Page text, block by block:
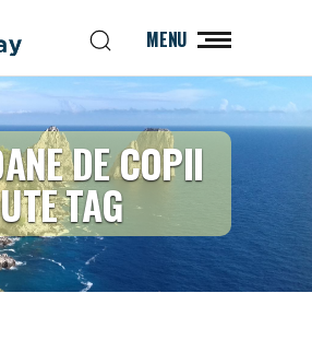
MENU
DE COPII
TAG